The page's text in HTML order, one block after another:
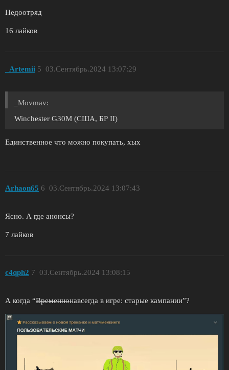
Недоотряд
16 лайков
_Artemii 03.Сентябрь.2024 13:07:29
5
_Movmav:
Winchester G30M (США, БР II)
Единственное что можно покупать, хых
Arhaon65 03.Сентябрь.2024 13:07:43
6
Ясно. А где анонсы?
7 лайков
c4qph2 03.Сентябрь.2024 13:08:15
7
А когда “Временнонавсегда в игре: старые кампании”?